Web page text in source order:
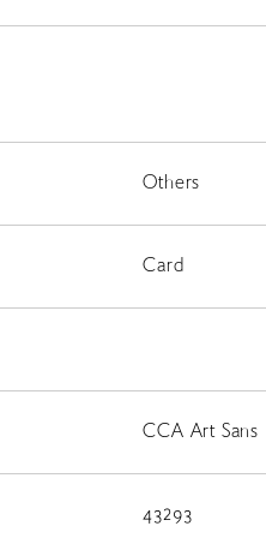
RETRACE
コンサート
スカラシップ受賞者
CONTACT
Others
Card
CCA Art Sans
43293